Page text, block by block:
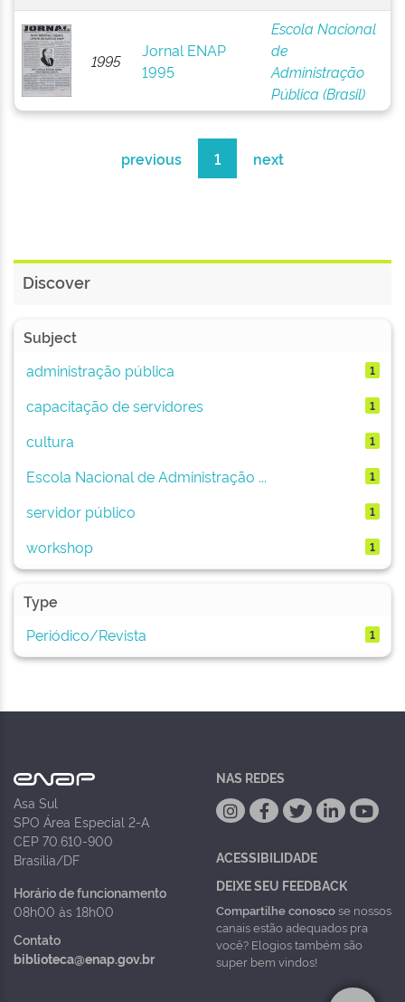
1995
Jornal ENAP
1995
Escola Nacional
de
Administração
Pública (Brasil)
previous 1 next
Discover
Subject
administração pública
1
capacitação de servidores 1
cultura 1
Escola Nacional de Administração ... 1
servidor público 1
workshop 1
Type
Periódico/Revista
1
Asa Sul
SPO Área Especial 2-A
CEP 70.610-900
Brasília/DF
Horário de funcionamento
08h00 às 18h00
Contato
biblioteca@enap.gov.br
NAS REDES
ACESSIBILIDADE
DEIXE SEU FEEDBACK
Compartilhe conoscose nossos
canais estão adequados pra
você? Elogios também são
super bem vindos!